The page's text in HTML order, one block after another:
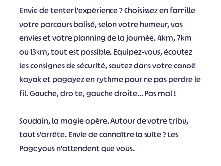
Envie de tenter l’expérience ? Choisissez en famille
votre parcours balisé, selon votre humeur, vos
envies et votre planning de la journée. 4km, 7km
ou 13km, tout est possible. Equipez-vous, écoutez
les consignes de sécurité, sautez dans votre canoë-
kayak et pagayez en rythme pour ne pas perdre le
fil. Gauche, droite, gauche droite… Pas mal !
Soudain, la magie opère. Autour de votre tribu,
tout s’arrête. Envie de connaître la suite ? Les
Pagayous n’attendent que vous.